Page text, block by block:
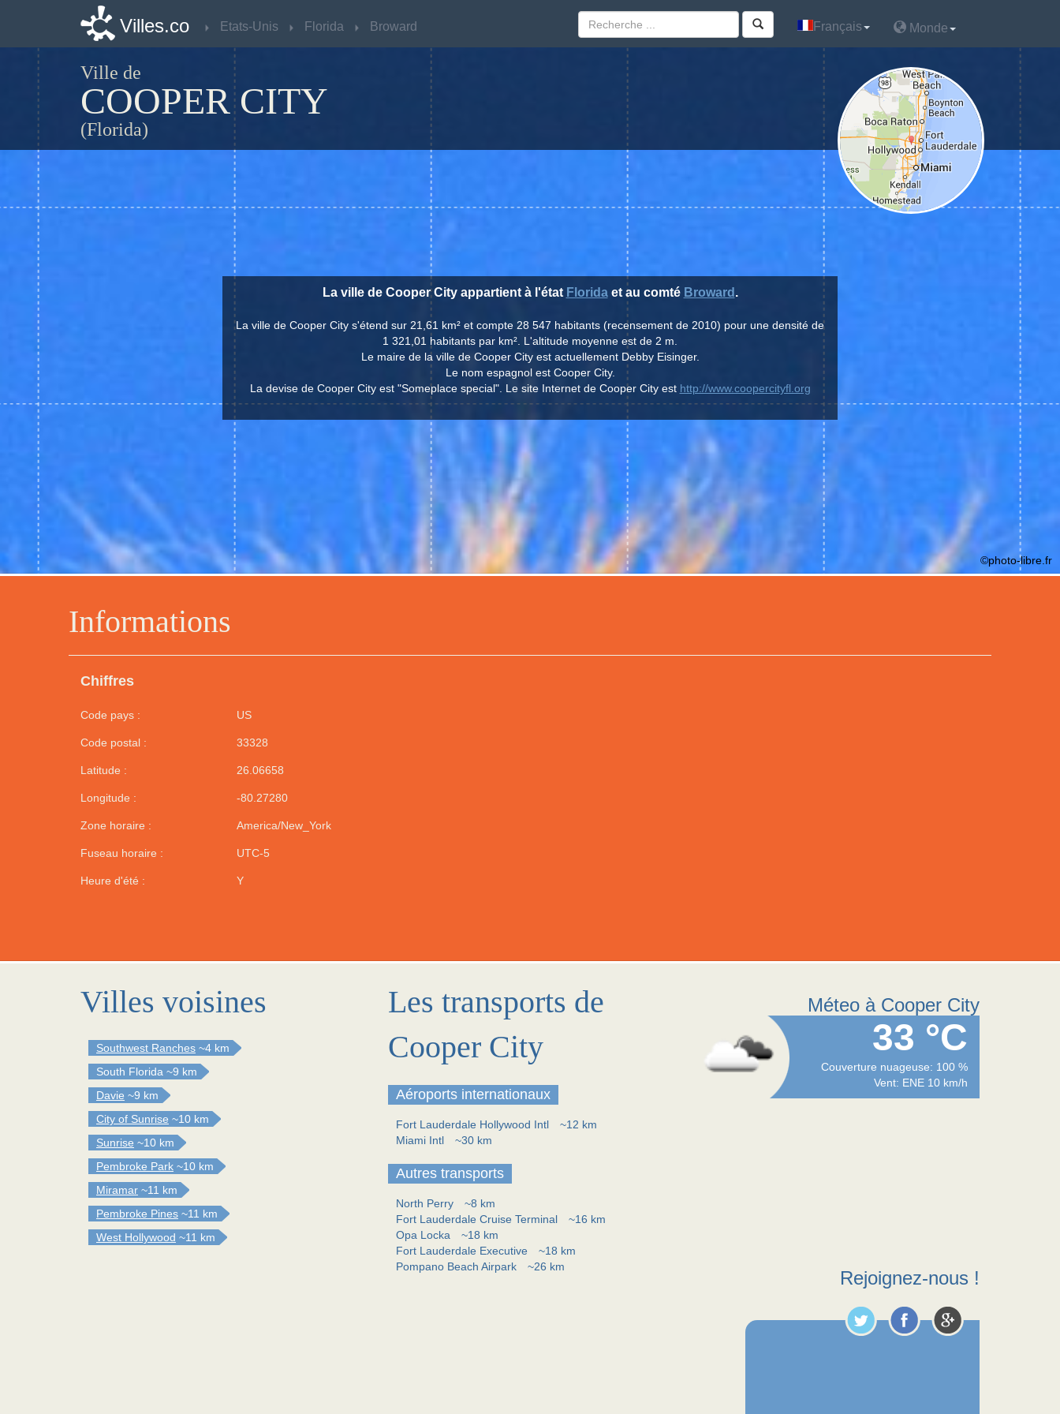
Villes.co Etats-Unis Florida Broward Français Monde
Ville de
COOPER CITY
(Florida)
Informations
Chiffres
Code pays : US
Code postal : 33328
Latitude : 26.06658
Longitude : -80.27280
Zone horaire : America/New_York
Fuseau horaire : UTC-5
Heure d'été : Y
La ville de Cooper City appartient à l'état Floridaet au comté Broward .
La ville de Cooper City s'étend sur 21,61 km² et compte 28 547 habitants (recensement de 2010) pour une densité de
1 321,01 habitants par km². L'altitude moyenne est de 2 m.
Le maire de la ville de Cooper City est actuellement Debby Eisinger.
Le nom espagnol est Cooper City.
La devise de Cooper City est "Someplace special". Le site Internet de Cooper City est http://www.coopercityfl.org
©photo-libre.fr
Villes voisines
Southwest Ranches ~4 km
South Florida ~9 km
Davie ~9 km
City of Sunrise ~10 km
Sunrise ~10 km
Pembroke Park ~10 km
Miramar ~11 km
Pembroke Pines ~11 km
West Hollywood ~11 km
Les transports de
Cooper City
Aéroports internationaux
Fort Lauderdale Hollywood Intl
~12 km
Miami Intl
~30 km
Autres transports
North Perry
~8 km
Fort Lauderdale Cruise Terminal
~16 km
Opa Locka
~18 km
Fort Lauderdale Executive
~18 km
Pompano Beach Airpark
~26 km
Méteo à Cooper City
33 °C
Couverture nuageuse: 100 %
Vent: ENE 10 km/h
Rejoignez-nous !
Villes.co Etats-Unis Florida Broward Français Monde